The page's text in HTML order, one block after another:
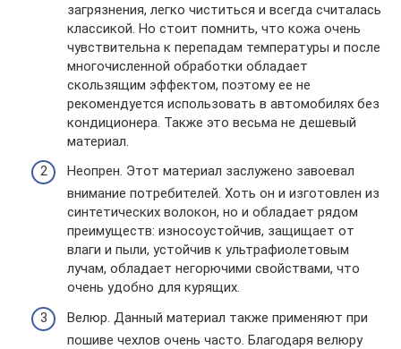
загрязнения, легко чиститься и всегда считалась
классикой. Но стоит помнить, что кожа очень
чувствительна к перепадам температуры и после
многочисленной обработки обладает
скользящим эффектом, поэтому ее не
рекомендуется использовать в автомобилях без
кондиционера. Также это весьма не дешевый
материал.
Неопрен. Этот материал заслужено завоевал
внимание потребителей. Хоть он и изготовлен из
синтетических волокон, но и обладает рядом
преимуществ: износоустойчив, защищает от
влаги и пыли, устойчив к ультрафиолетовым
лучам, обладает негорючими свойствами, что
очень удобно для курящих.
Велюр. Данный материал также применяют при
пошиве чехлов очень часто. Благодаря велюру